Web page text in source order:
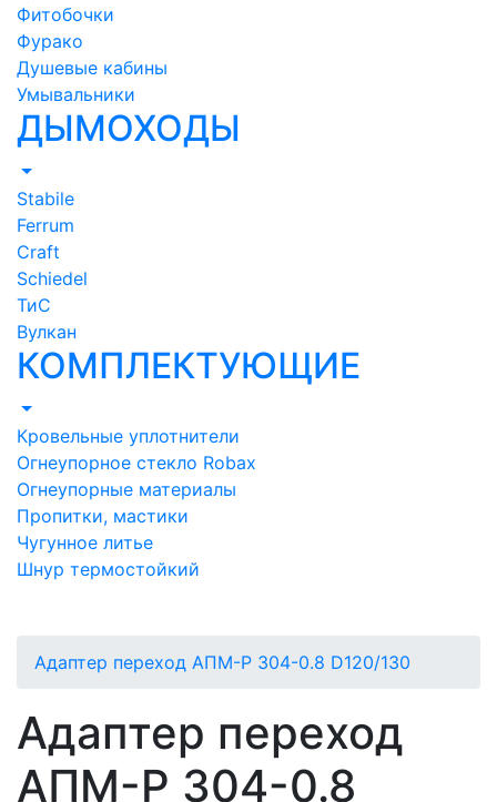
Фитобочки
Фурако
Душевые кабины
Умывальники
ДЫМОХОДЫ
Stabile
Ferrum
Craft
Schiedel
ТиС
Вулкан
КОМПЛЕКТУЮЩИЕ
Кровельные уплотнители
Огнеупорное стекло Robax
Огнеупорные материалы
Пропитки, мастики
Чугунное литье
Шнур термостойкий
Адаптер переход АПМ-Р 304-0.8 D120/130
Адаптер переход
АПМ-Р 304-0.8